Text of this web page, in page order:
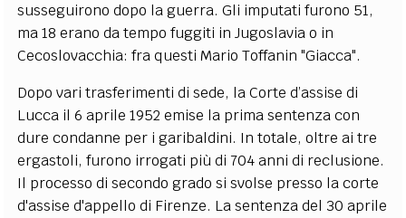
susseguirono dopo la guerra. Gli imputati furono 51,
ma 18 erano da tempo fuggiti in Jugoslavia o in
Cecoslovacchia: fra questi Mario Toffanin "Giacca".
Dopo vari trasferimenti di sede, la Corte d’assise di
Lucca il 6 aprile 1952 emise la prima sentenza con
dure condanne per i garibaldini. In totale, oltre ai tre
ergastoli, furono irrogati più di 704 anni di reclusione.
Il processo di secondo grado si svolse presso la corte
d'assise d'appello di Firenze. La sentenza del 30 aprile